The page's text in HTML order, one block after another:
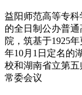
益阳师范高等专
的全日制公办普
院，筑基于1925
年10月1日定名的
校和湖南省立第
常委会议